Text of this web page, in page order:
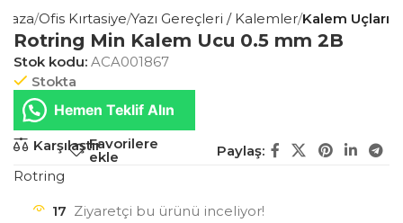
Ofis Kırtasiye Yazı Gereçleri / Kalemler Kalem Uçları
Rotring Min Kalem Ucu 0.5 mm 2B
Stok kodu: ACA001867
Stokta
Hemen Teklif Alın
KarşılaştırFavorilere
ekle
Paylaş:
Rotring
17 Ziyaretçi bu ürünü inceliyor!